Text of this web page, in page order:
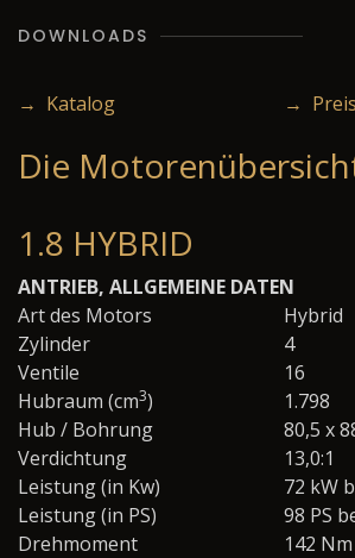
DOWNLOADS
→ Katalog →
Die
1.8 HYBRID
ANTRIEB, ALLGEMEINE DATEN
Art des Motors
Hybrid
Zylinder
4
Ventile
16
Hubraum (cm3)
1.798
Hub / Bohrung
80,5 x
Verdichtung
13,0:1
Leistung (in Kw)
72 kW
Leistung (in PS)
98 PS
Drehmoment
142